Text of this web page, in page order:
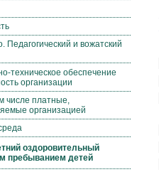
Педагогический и вожатский
техническое обеспечение
организации
числе платные,
организацией
оздоровительный
пребыванием детей